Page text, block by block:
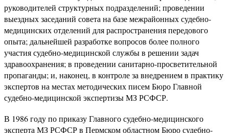
руководителей структурных подразделений; проведении
выездных заседаний совета на базе межрайонных судебно-
медицинских отделений для распространения передового
опыта; дальнейшей разработке вопросов более полного
участия судебно-медицинской службы в решении задач
здравоохранения; в проведении санитарно-просветительной
пропаганды; и, наконец, в контроле за внедрением в практику
экспертов на местах методических писем Бюро Главной
судебно-медицинской экспертизы МЗ РСФСР.
В 1986 году по приказу Главного судебно-медицинского
эксперта МЗ РСФСР в Пермском областном Бюро судебно-